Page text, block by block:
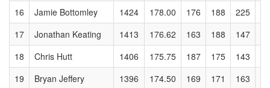
16
Jamie Bottomley 1424 178.00 176 188 225
17
Jonathan Keating 1413 176.62 163 188 147
18
Chris Hutt 1406 175.75 187 175 143
19
Bryan Jeffery 1396 174.50 169 171 163